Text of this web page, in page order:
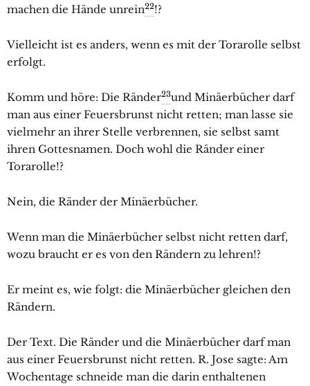
machen die Hände unrein22!?
Vielleicht ist es anders, wenn es mit der Torarolle selbst
erfolgt.
Komm und höre: Die Ränder23und Minäerbücher darf
man aus einer Feuersbrunst nicht retten; man lasse sie
vielmehr an ihrer Stelle verbrennen, sie selbst samt
ihren Gottesnamen. Doch wohl die Ränder einer
Torarolle!?
Nein, die Ränder der Minäerbücher.
Wenn man die Minäerbücher selbst nicht retten darf,
wozu braucht er es von den Rändern zu lehren!?
Er meint es, wie folgt: die Minäerbücher gleichen den
Rändern.
Der Text. Die Ränder und die Minäerbücher darf man
aus einer Feuersbrunst nicht retten. R. Jose sagte: Am
Wochentage schneide man die darin enthaltenen